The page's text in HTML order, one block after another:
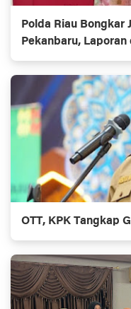
Polda Riau Bongkar
Pekanbaru,
OTT, KPK Tangkap